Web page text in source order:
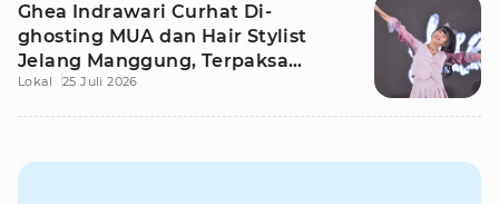
Ghea Indrawari Curhat Di-
ghosting MUA dan Hair Stylist
Jelang Manggung, Terpaksa
Dandan Sendiri
Lokal 25 Juli 2026